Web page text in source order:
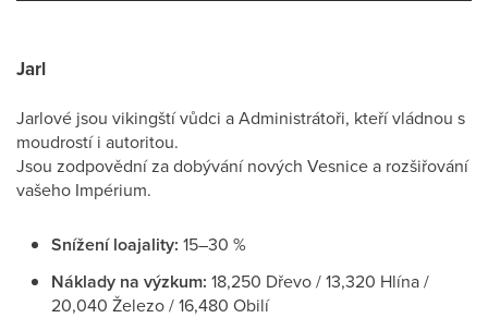
Jarl
Jarlové jsou vikingští vůdci a Administrátoři, kteří vládnou s
moudrostí i autoritou.
Jsou zodpovědní za dobývání nových Vesnice a rozšiřování
vašeho Impérium.
Snížení loajality: 15–30 %
Náklady na výzkum: 18,250 Dřevo / 13,320 Hlína /
20,040 Železo / 16,480 Obilí